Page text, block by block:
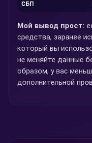
СБП
Мой вывод прост:
средства, заранее
который вы
не меняйте данные
образом, у вас
дополнительной